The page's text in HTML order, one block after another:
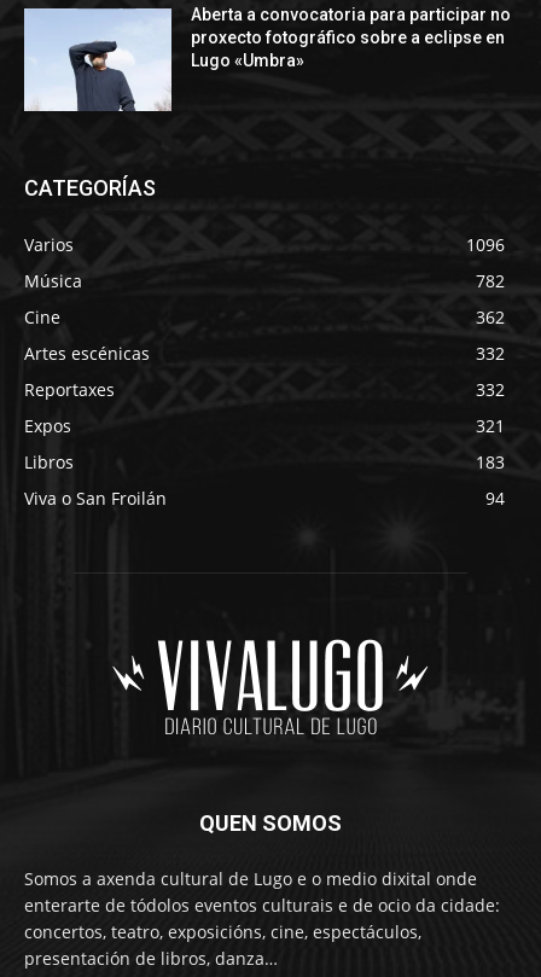
Aberta a convocatoria para participar no
proxecto fotográfico sobre a eclipse en
Lugo «Umbra»
CATEGORÍAS
Varios
1096
Música
782
Cine
362
Artes escénicas
332
Reportaxes
332
Expos
321
Libros
183
Viva o San Froilán
94
QUEN SOMOS
Somos a axenda cultural de Lugo e o medio dixital onde
enterarte de tódolos eventos culturais e de ocio da cidade:
concertos, teatro, exposicións, cine, espectáculos,
presentación de libros, danza…